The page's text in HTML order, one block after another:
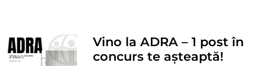
Vino la ADRA – 1 post în
concurs te așteaptă!